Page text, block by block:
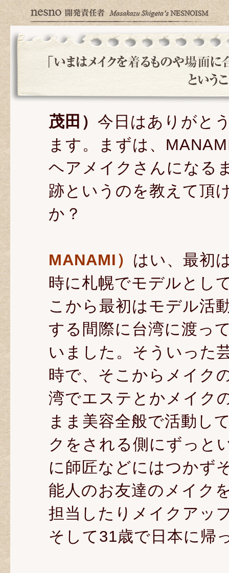
茂田） 今日はありがと
ます。まずは、
ヘアメイクさんになる
跡というのを教えて頂
か？
MANAMI） はい、最初
時に札幌でモデルとし
こから最初はモデル活
する間際に台湾に渡っ
いました。そういった
時で、そこからメイク
湾でエステとかメイク
まま美容全般で活動し
クをされる側にずっと
に師匠などにはつかず
能人のお友達のメイク
担当したりメイクアッ
そして31歳で日本に帰